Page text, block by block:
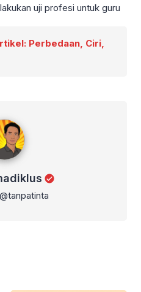
uji profesi untuk guru
Perbedaan, Ciri,